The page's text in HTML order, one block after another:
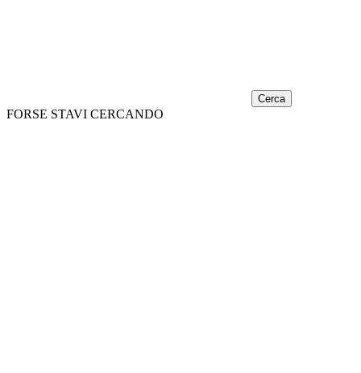
Cerca
FORSE STAVI CERCANDO